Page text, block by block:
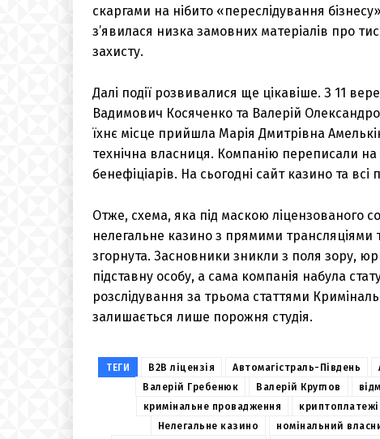
скаргами на нібито «переслідування
з’явилася низка замовних матеріалів про
захисту.
Далі події розвивалися ще цікавіше. З 11
Вадимович Косяченко та Валерій
їхнє місце прийшла Марія Дмитрівна
технічна власниця. Компанію переписали на
бенефіціарів. На сьогодні сайт казино та
Отже, схема, яка під маскою ліцензованого
нелегальне казино з прямими трансляціями
згорнута. Засновники зникли з поля зору,
підставну особу, а сама компанія набула
розслідування за трьома статтями
залишається лише порожня студія.
ТЕГИ B2B ліцензія Автомагістраль-Південь
Валерій Гребенюк
Валерій Круглов
кримінальне провадження
криптоплатежі
Нелегальне казино
номінальний